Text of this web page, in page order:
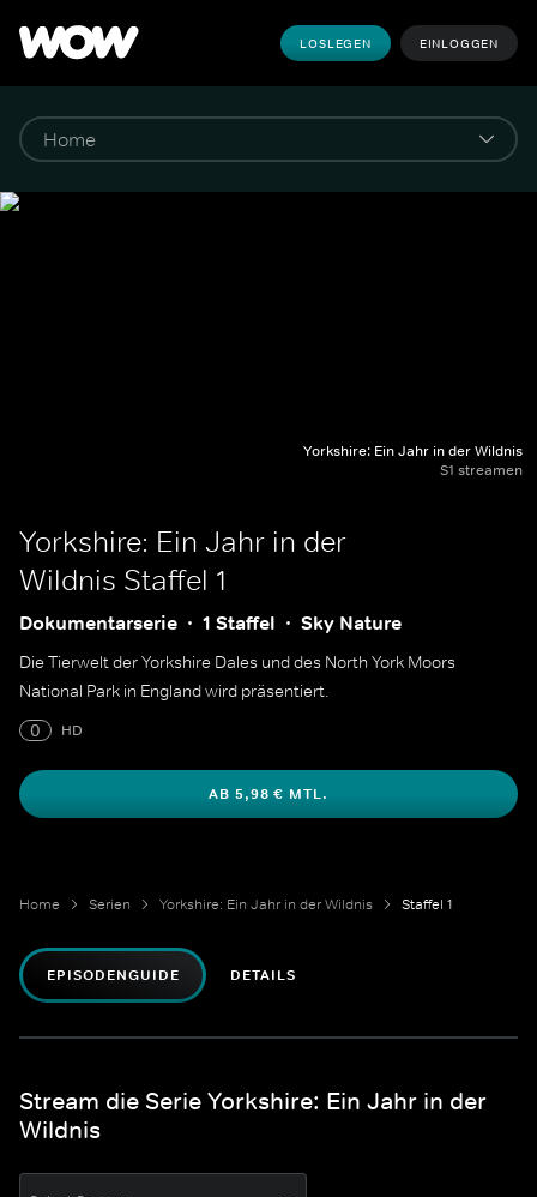
LOSLEGEN EINLOGGEN
Yorkshire: Ein Jahr in der Wildnis
S1 streamen
Yorkshire: Ein Jahr in der
Wildnis Staffel 1
Dokumentarserie 1 Staffel Sky Nature
Die Tierwelt der Yorkshire Dales und des North York Moors
National Park in England wird präsentiert.
0
HD
AB 5,98 € MTL.
Home Serien Yorkshire: Ein Jahr in der Wildnis Staffel 1
EPISODENGUIDE DETAILS
Stream die Serie Yorkshire: Ein Jahr in der
Wildnis